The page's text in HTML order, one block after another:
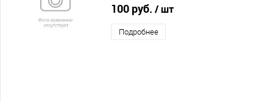
100 руб. / шт
Подробнее